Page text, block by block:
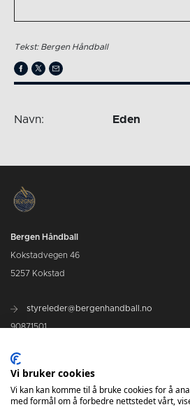
Tekst: Bergen Håndball
Navn: Eden
Bergen Håndball
Kokstadvegen 46
5257 Kokstad
styreleder@bergenhandball.no
90871501
Kamper Bergen Håndball
Vi bruker cookies
Vi kan kan komme til å bruke cookies for å
med formål om å forbedre nettstedet vårt,